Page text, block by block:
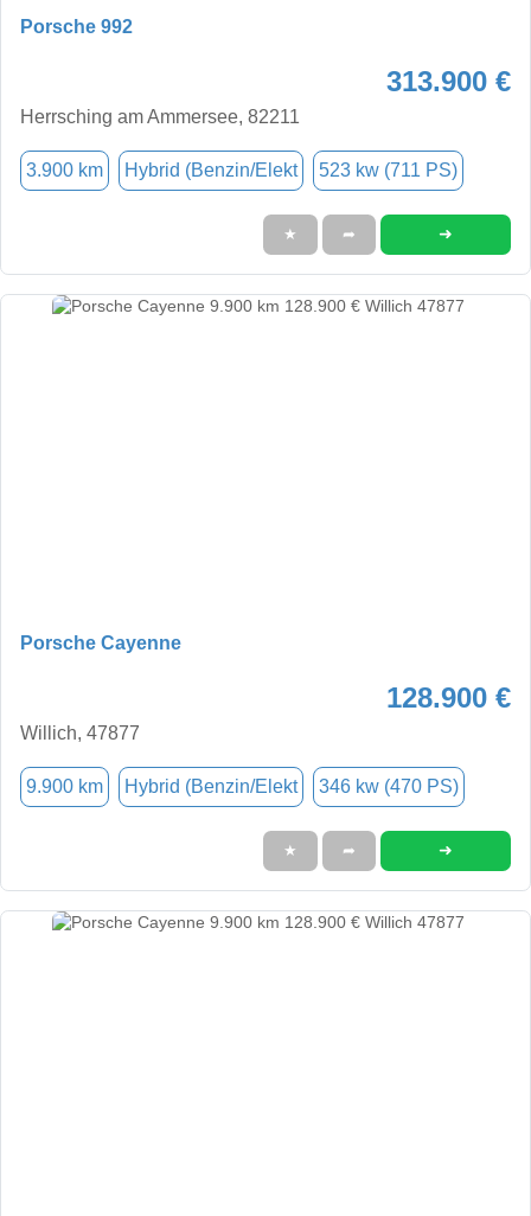
Porsche 992
313.900 €
Herrsching am Ammersee, 82211
3.900 km Hybrid (Benzin/Elekt 523 kw (711 PS)
★ ➦ ➜
Porsche Cayenne
128.900 €
Willich, 47877
9.900 km Hybrid (Benzin/Elekt 346 kw (470 PS)
★ ➦ ➜